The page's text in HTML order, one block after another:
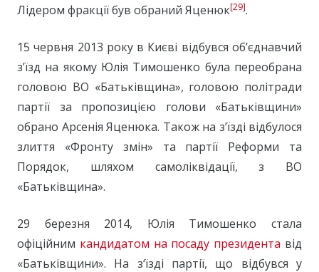
Лідером фракції був обраний Яценюк[29].
15 червня 2013 року в Києві відбувся об’єднавчий
з’їзд на якому Юлія Тимошенко була переобрана
головою ВО «Батьківщина», головою політради
партії за пропозицією голови «Батьківщини»
обрано Арсенія Яценюка. Також на з’їзді відбулося
злиття «Фронту змін» та партії Реформи та
Порядок, шляхом самоліквідації, з ВО
«Батьківщина».
29 березня 2014, Юлія Тимошенко стала
офіційним кандидатом на посаду президента від
«Батьківщини». На з‘їзді партії, що відбувся у